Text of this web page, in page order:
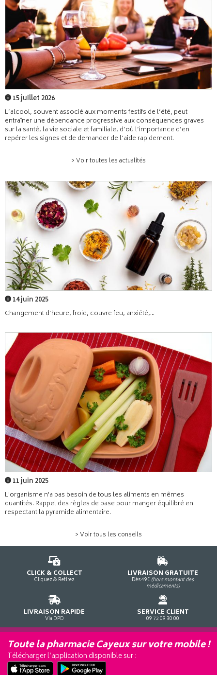
15 juillet 2026
L’alcool, souvent associé aux moments festifs de l’été, peut
entraîner une dépendance progressive aux conséquences graves
sur la santé, la vie sociale et familiale, d’où l’importance d’en
repérer les signes et de demander de l’aide rapidement.
> Voir toutes les actualités
14 juin 2025
Changement d’heure, froid, couvre feu, anxiété,...
11 juin 2025
L'organisme n'a pas besoin de tous les aliments en mêmes
quantités. Rappel des règles de base pour manger équilibré en
respectant la pyramide alimentaire.
> Voir tous les conseils
CLICK & COLLECT
Cliquez & Retirez
LIVRAISON GRATUITE
Dès 49€ (hors montant des
médicaments)
LIVRAISON RAPIDE
Via DPD
SERVICE CLIENT
09 72 09 30 00
Toute la pharmacie Cayeux sur votre mobile !
Télécharger l’application disponible sur :